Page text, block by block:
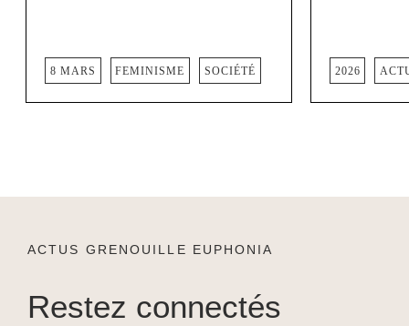
8 MARS FEMINISME SOCIÉTÉ 2026
ACTUS GRENOUILLE EUPHONIA
Restez connectés